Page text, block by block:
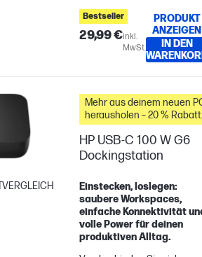
langlebiger Akkus bleibst du
den ganzen Tag über
produktiv.
Bestseller
29,99 €inkl.
MwSt.
PRODUKT
ANZEIGEN
IN DEN
zum Vergleichen
Mehr aus deinem neuen
herausholen – 20 % Rabatt
auf Zubehör
HP USB-C 100 W G6
Dockingstation
Einstecken, loslegen:
saubere Workspaces,
einfache Konnektivität
volle Power für deinen
produktiven Alltag.